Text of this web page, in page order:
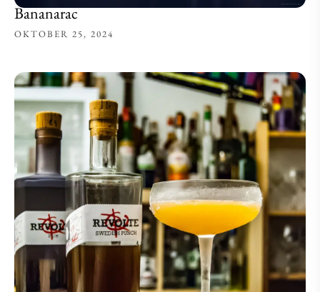
Bananarac
OKTOBER 25, 2024